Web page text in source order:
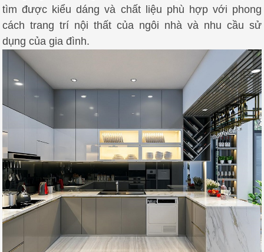
tìm được kiểu dáng và chất liệu phù hợp với phong
cách trang trí nội thất của ngôi nhà và nhu cầu sử
dụng của gia đình.